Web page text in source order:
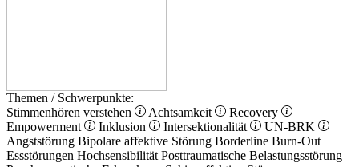
Themen / Schwerpunkte:
Stimmenhören verstehen
Achtsamkeit
Recovery
Empowerment
Inklusion Intersektionalität
UN-BRK
Angststörung Bipolare affektive Störung Borderline Burn-Out
Essstörungen Hochsensibilität Posttraumatische Belastungsstörung